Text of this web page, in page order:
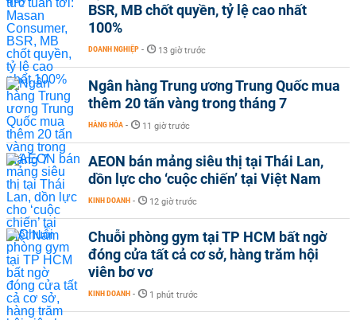
BSR, MB chốt quyền, tỷ lệ cao nhất
100%
DOANH NGHIỆP - 13 giờ trước
Ngân hàng Trung ương Trung Quốc mua
thêm 20 tấn vàng trong tháng 7
HÀNG HÓA - 11 giờ trước
AEON bán mảng siêu thị tại Thái Lan,
dồn lực cho ‘cuộc chiến’ tại Việt Nam
KINH DOANH - 12 giờ trước
Chuỗi phòng gym tại TP HCM bất ngờ
đóng cửa tất cả cơ sở, hàng trăm hội
viên bơ vơ
KINH DOANH - 1 phút trước